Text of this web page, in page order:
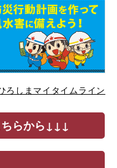
ろしまマイタイムライン
らから↓↓↓